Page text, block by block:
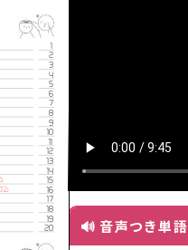
🔊 音声つき単